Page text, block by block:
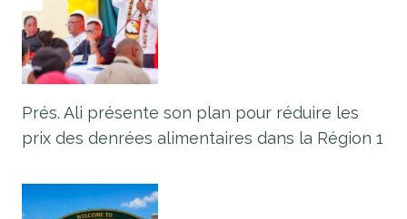
Prés. Ali présente son plan pour réduire les
prix des denrées alimentaires dans la Région 1